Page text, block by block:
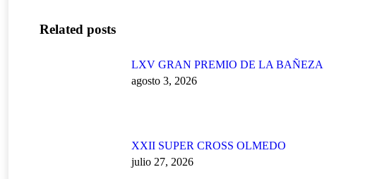
Related posts
LXV GRAN PREMIO DE LA BAÑEZA
agosto 3, 2026
XXII SUPER CROSS OLMEDO
julio 27, 2026